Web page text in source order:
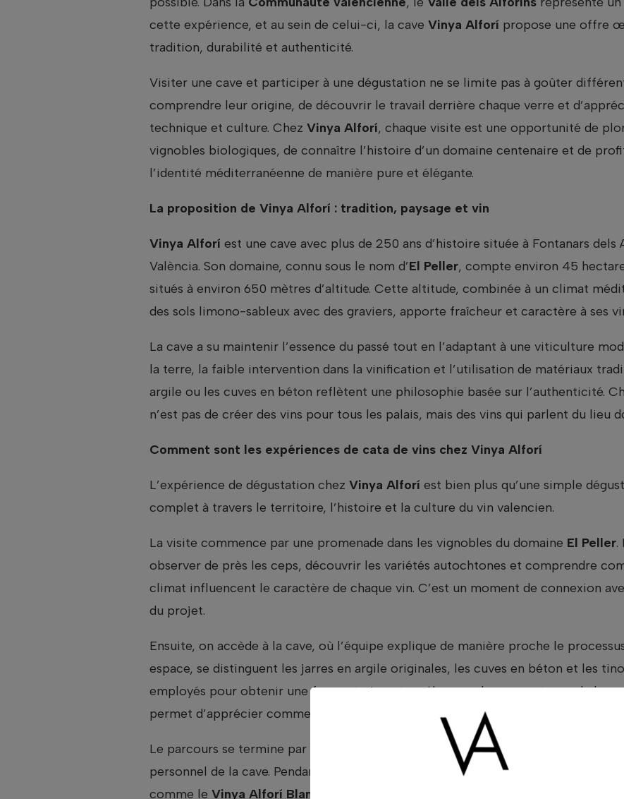
cette expérience, et au sein de celui-ci, la cave Vinya Alforí propose une offre
tradition, durabilité et authenticité.
Visiter une cave et participer à une dégustation ne se limite pas à goûter
comprendre leur origine, de découvrir le travail derrière chaque verre et
technique et culture. Chez Vinya Alforí, chaque visite est une opportunité de
vignobles biologiques, de connaître l’histoire d’un domaine centenaire et de
l’identité méditerranéenne de manière pure et élégante.
La proposition de Vinya Alforí : tradition, paysage et vin
Vinya Alforí est une cave avec plus de 250 ans d’histoire située à Fontanars
València. Son domaine, connu sous le nom d’El Peller, compte environ 45
situés à environ 650 mètres d’altitude. Cette altitude, combinée à un climat
des sols limono-sableux avec des graviers, apporte fraîcheur et caractère à ses
La cave a su maintenir l’essence du passé tout en l’adaptant à une viticulture
la terre, la faible intervention dans la vinification et l’utilisation de matériaux
argile ou les cuves en béton reflètent une philosophie basée sur l’authenticité.
n’est pas de créer des vins pour tous les palais, mais des vins qui parlent du lieu
Comment sont les expériences de cata de vins chez Vinya Alforí
L’expérience de dégustation chez Vinya Alforí est bien plus qu’une simple
complet à travers le territoire, l’histoire et la culture du vin valencien.
La visite commence par une promenade dans les vignobles du domaine El Peller.
observer de près les ceps, découvrir les variétés autochtones et comprendre
climat influencent le caractère de chaque vin. C’est un moment de connexion
du projet.
Ensuite, on accède à la cave, où l’équipe explique de manière proche le
espace, se distinguent les jarres en argile originales, les cuves en béton et les
employés pour obtenir une fermentation et un élevage plus respectueux de la
permet d’apprécier comment la tradition et l’innovation coexistent
Le parcours se termine par la dégustation guidée des vins, une expérience
personnel de la cave. Pendant la dégustation, on déguste certains des vins les
comme le Vinya Alforí Blanco